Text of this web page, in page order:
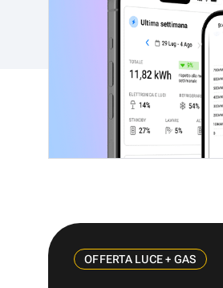
OFFERTA LUCE + GAS